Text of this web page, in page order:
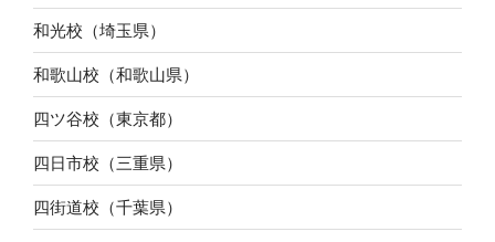
和光校（埼玉県）
和歌山校（和歌山県）
四ツ谷校（東京都）
四日市校（三重県）
四街道校（千葉県）